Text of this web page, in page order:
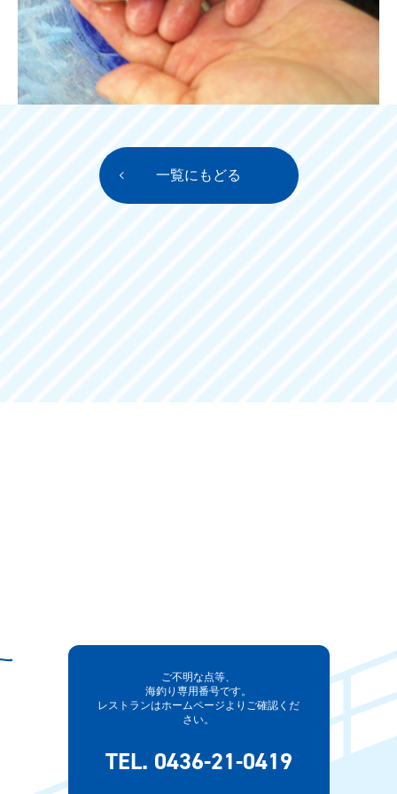
一覧にもどる
ご不明な点等、
海釣り専用番号です。
レストランはホームページよりご確認くだ
さい。
TEL. 0436-21-0419